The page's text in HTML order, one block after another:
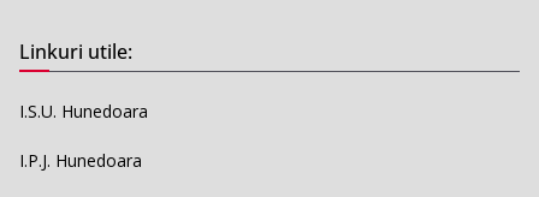
Linkuri utile:
I.S.U. Hunedoara
I.P.J. Hunedoara